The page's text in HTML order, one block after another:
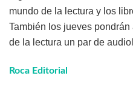
mundo de la lectura y los
También los jueves
de la lectura un par de
Roca Editorial